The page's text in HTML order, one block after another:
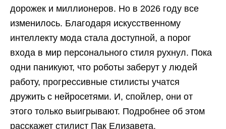
дорожек и миллионеров. Но в 2026 году все
изменилось. Благодаря искусственному
интеллекту мода стала доступной, а порог
входа в мир персонального стиля рухнул. Пока
одни паникуют, что роботы заберут у людей
работу, прогрессивные стилисты учатся
дружить с нейросетями. И, спойлер, они от
этого только выигрывают. Подробнее об этом
расскажет стилист Пак Елизавета.